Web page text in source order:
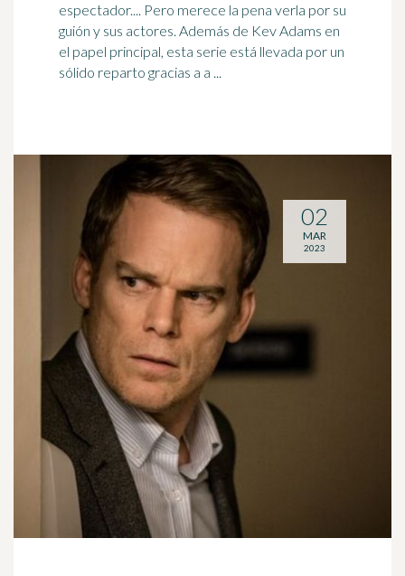
espectador.... Pero merece la pena verla por su
guión y sus actores. Además de Kev Adams en
el papel principal, esta serie está llevada por un
sólido reparto gracias a a ...
02
MAR
2023